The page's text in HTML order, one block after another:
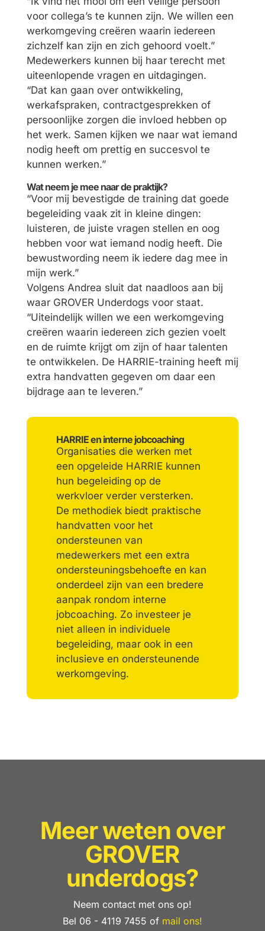
voor collega’s te kunnen zijn. We willen een
werkomgeving creëren waarin iedereen
zichzelf kan zijn en zich gehoord voelt.”
Medewerkers kunnen bij haar terecht met
uiteenlopende vragen en uitdagingen.
“Dat kan gaan over ontwikkeling,
werkafspraken, contractgesprekken of
persoonlijke zorgen die invloed hebben op
het werk. Samen kijken we naar wat iemand
nodig heeft om prettig en succesvol te
kunnen werken.”
Wat neem je mee naar de praktijk?
“Voor mij bevestigde de training dat goede
begeleiding vaak zit in kleine dingen:
luisteren, de juiste vragen stellen en oog
hebben voor wat iemand nodig heeft. Die
bewustwording neem ik iedere dag mee in
mijn werk.”
Volgens Andrea sluit dat naadloos aan bij
waar GROVER Underdogs voor staat.
“Uiteindelijk willen we een werkomgeving
creëren waarin iedereen zich gezien voelt
en de ruimte krijgt om zijn of haar talenten
te ontwikkelen. De HARRIE-training heeft mij
extra handvatten gegeven om daar een
bijdrage aan te leveren.”
HARRIE en interne jobcoaching
Organisaties die werken met
een opgeleide HARRIE kunnen
hun begeleiding op de
werkvloer verder versterken.
De methodiek biedt praktische
handvatten voor het
ondersteunen van
medewerkers met een extra
ondersteuningsbehoefte en kan
onderdeel zijn van een bredere
aanpak rondom interne
jobcoaching. Zo investeer je
niet alleen in individuele
begeleiding, maar ook in een
inclusieve en ondersteunende
werkomgeving.
Meer weten over
GROVER
underdogs?
Neem contact met ons op!
Bel 06 - 4119 7455 of mail ons!